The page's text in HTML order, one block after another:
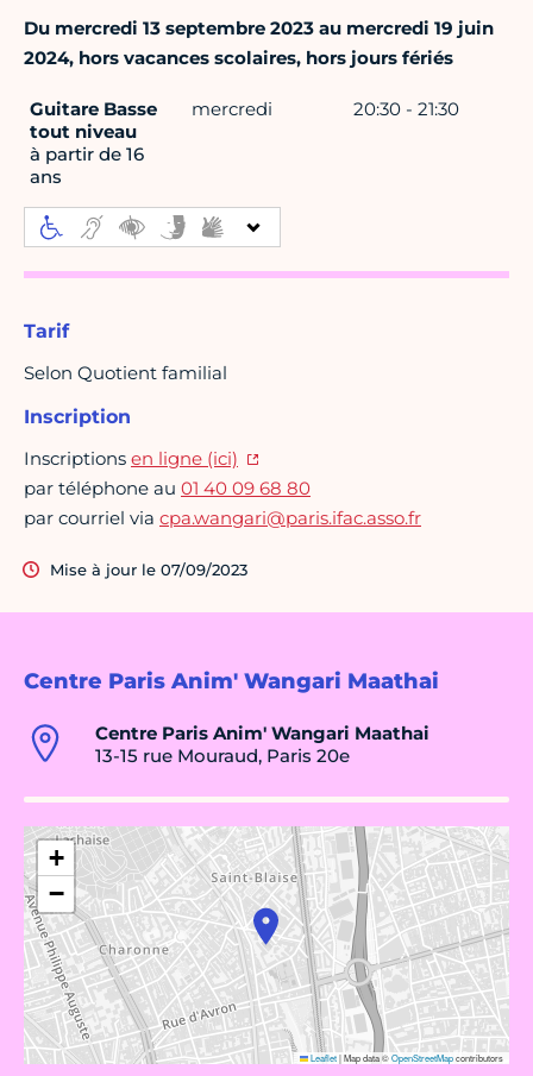
Centre Paris Anim' Wangari Maathai
Centre Paris Anim' Wangari Maathai
13-15 rue Mouraud, Paris 20e
+
−
Leaflet|Map data ©OpenStreetMapcontributors
Du mercredi 13 septembre 2023 au mercredi 19 juin
2024, hors vacances scolaires, hors jours fériés
Guitare Basse
tout niveau
à partir de 16
ans
mercredi 20:30 - 21:30
Tarif
Selon Quotient familial
Inscription
Inscriptions en ligne (ici)
par téléphone au 01 40 09 68 80
par courriel via cpa.wangari@paris.ifac.asso.fr
Mise à jour le 07/09/2023